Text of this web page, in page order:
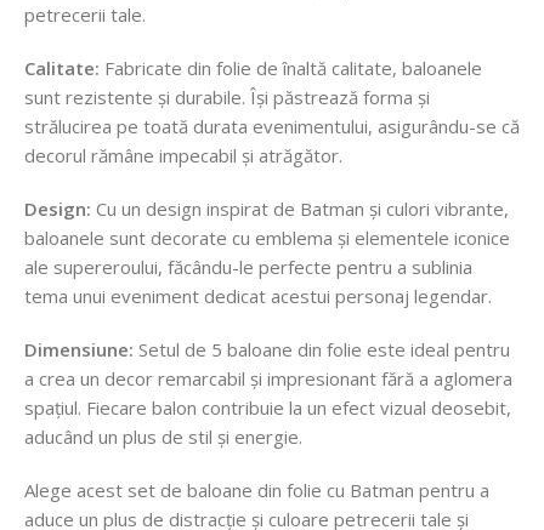
petrecerii tale.
Calitate: Fabricate din folie de înaltă calitate, baloanele
sunt rezistente și durabile. Își păstrează forma și
strălucirea pe toată durata evenimentului, asigurându-se că
decorul rămâne impecabil și atrăgător.
Design: Cu un design inspirat de Batman și culori vibrante,
baloanele sunt decorate cu emblema și elementele iconice
ale supereroului, făcându-le perfecte pentru a sublinia
tema unui eveniment dedicat acestui personaj legendar.
Dimensiune: Setul de 5 baloane din folie este ideal pentru
a crea un decor remarcabil și impresionant fără a aglomera
spațiul. Fiecare balon contribuie la un efect vizual deosebit,
aducând un plus de stil și energie.
Alege acest set de baloane din folie cu Batman pentru a
aduce un plus de distracție și culoare petrecerii tale și